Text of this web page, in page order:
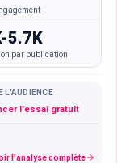
5.7K
par publication
L'AUDIENCE
l'essai gratuit
l'analyse complète